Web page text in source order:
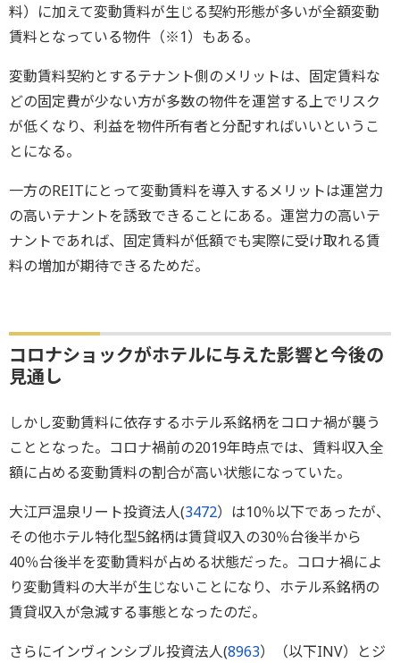
料）に加えて変動賃料が生じる契約形態が多いが全額変動
賃料となっている物件（※1）もある。
変動賃料契約とするテナント側のメリットは、固定賃料な
どの固定費が少ない方が多数の物件を運営する上でリスク
が低くなり、利益を物件所有者と分配すればいいというこ
とになる。
一方のREITにとって変動賃料を導入するメリットは運営力
の高いテナントを誘致できることにある。運営力の高いテ
ナントであれば、固定賃料が低額でも実際に受け取れる賃
料の増加が期待できるためだ。
コロナショックがホテルに与えた影響と今後の
見通し
しかし変動賃料に依存するホテル系銘柄をコロナ禍が襲う
こととなった。コロナ禍前の2019年時点では、賃料収入全
額に占める変動賃料の割合が高い状態になっていた。
大江戸温泉リート投資法人(3472）は10％以下であったが、
その他ホテル特化型5銘柄は賃貸収入の30％台後半から
40％台後半を変動賃料が占める状態だった。コロナ禍によ
り変動賃料の大半が生じないことになり、ホテル系銘柄の
賃貸収入が急減する事態となったのだ。
さらにインヴィンシブル投資法人(8963）（以下INV）とジ